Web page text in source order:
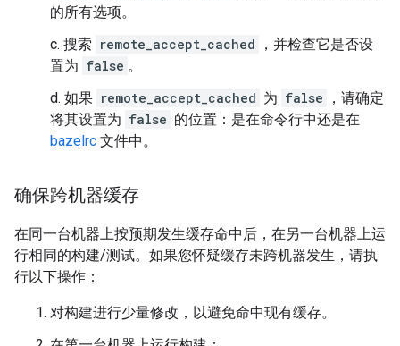
的所有选项。
c. 搜索 remote_accept_cached
，并检查它是否设
置为 false 。
d. 如果 remote_accept_cached 为 false
，请确定
将其设置为 false 的位置：是在命令行中还是在
bazelrc 文件中。
确保跨机器缓存
在同一台机器上按预期发生缓存命中后，在另一台机器上运
行相同的构建/测试。如果您怀疑缓存未跨机器发生，请执
行以下操作：
对构建进行少量修改，以避免命中现有缓存。